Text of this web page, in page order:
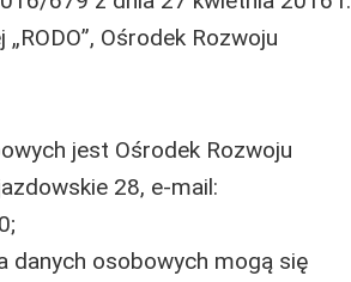
Ośrodek Rozwoju
jest Ośrodek Rozwoju
28, e-mail:
danych osobowych mogą się